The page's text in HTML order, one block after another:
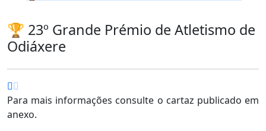
🏆 23º Grande Prémio de Atletismo de
Odiáxere
Para mais informações consulte o cartaz publicado em
anexo.